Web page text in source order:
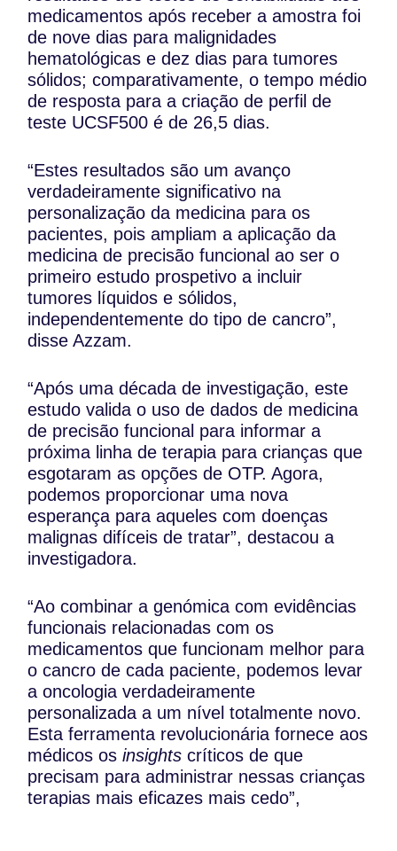
medicamentos após receber a amostra foi
de nove dias para malignidades
hematológicas e dez dias para tumores
sólidos; comparativamente, o tempo médio
de resposta para a criação de perfil de
teste UCSF500 é de 26,5 dias.
“Estes resultados são um avanço
verdadeiramente significativo na
personalização da medicina para os
pacientes, pois ampliam a aplicação da
medicina de precisão funcional ao ser o
primeiro estudo prospetivo a incluir
tumores líquidos e sólidos,
independentemente do tipo de cancro”,
disse Azzam.
“Após uma década de investigação, este
estudo valida o uso de dados de medicina
de precisão funcional para informar a
próxima linha de terapia para crianças que
esgotaram as opções de OTP. Agora,
podemos proporcionar uma nova
esperança para aqueles com doenças
malignas difíceis de tratar”, destacou a
investigadora.
“Ao combinar a genómica com evidências
funcionais relacionadas com os
medicamentos que funcionam melhor para
o cancro de cada paciente, podemos levar
a oncologia verdadeiramente
personalizada a um nível totalmente novo.
Esta ferramenta revolucionária fornece aos
médicos osinsights críticos de que
precisam para administrar nessas crianças
terapias mais eficazes mais cedo”,